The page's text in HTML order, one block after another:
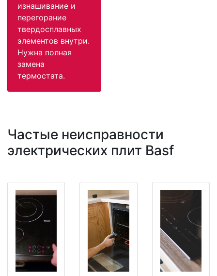
изнашивание и
перегорание
твердосплавных
элементов внутри.
Нужна полная
замена
термостата.
Частые неисправности
электрических плит Basf